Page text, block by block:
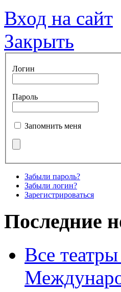
Вход на сайт
Закрыть
Логин
Пароль
Запомнить меня
Забыли пароль?
Забыли логин?
Зарегистрироваться
Последние
Все